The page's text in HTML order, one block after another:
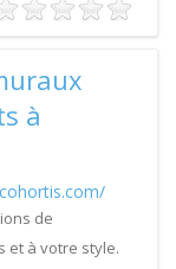
à
de
et à votre style.